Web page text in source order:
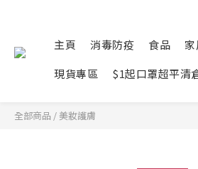
主頁 消毒防疫 食品
現貨專區
$1起口罩超平清
全部商品 / 美妝護膚